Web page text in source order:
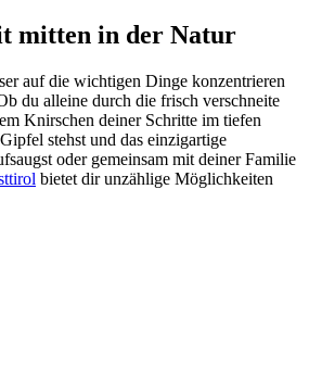
mitten in der Natur
auf die wichtigen Dinge konzentrieren
du alleine durch die frisch verschneite
Knirschen deiner Schritte im tiefen
stehst und das einzigartige
oder gemeinsam mit deiner Familie
bietet dir unzählige Möglichkeiten